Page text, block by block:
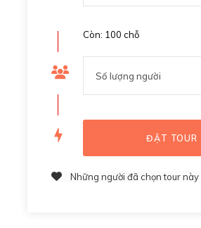
Còn: 100 chỗ
Những người đã chọn tour này .